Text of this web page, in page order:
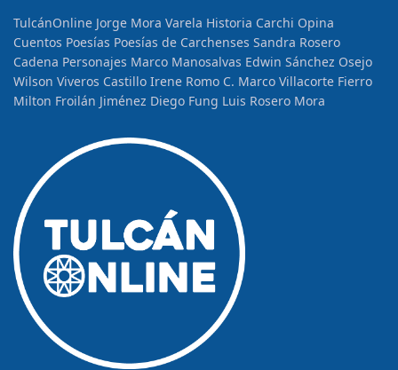
TulcánOnline Jorge Mora Varela Historia Carchi Opina
Cuentos Poesías Poesías de Carchenses Sandra Rosero
Cadena Personajes Marco Manosalvas Edwin Sánchez Osejo
Wilson Viveros Castillo Irene Romo C. Marco Villacorte Fierro
Milton Froilán Jiménez Diego Fung Luis Rosero Mora